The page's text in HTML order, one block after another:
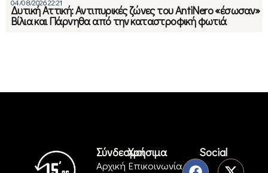
04/08/2026 22:21
Δυτική Αττική: Αντιπυρικές ζώνες του AntiNero «έσωσαν»
Βίλια και Πάρνηθα από την καταστροφική φωτιά
Σύνδεσμοι
Αρχική
Χρήσιμα
Επικοινωνία
Social